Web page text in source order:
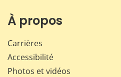
À propos
Carrières
Accessibilité
Photos et vidéos